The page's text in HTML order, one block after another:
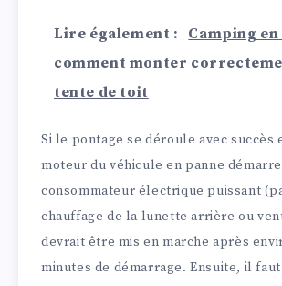
Lire également :
Camping
comment monter
tente de toit
Si le pontage se déroule avec succès
moteur du véhicule en panne
consommateur électrique puissant
chauffage de la lunette arrière ou
devrait être mis en marche après
minutes de démarrage. Ensuite, il faut